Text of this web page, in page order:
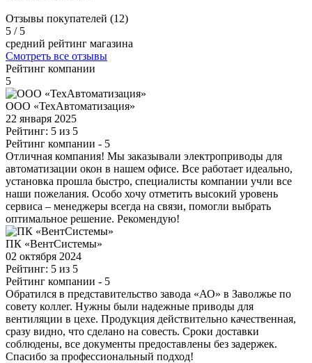
Отзывы покупателей (12)
5 / 5
средний рейтинг магазина
Смотреть все отзывы
Рейтинг компании
5
ООО «ТехАвтоматизация»
22 января 2025
Рейтинг: 5 из 5
Рейтинг компании - 5
Отличная компания! Мы заказывали электроприводы для
автоматизации окон в нашем офисе. Все работает идеально,
установка прошла быстро, специалисты компании учли все
наши пожелания. Особо хочу отметить высокий уровень
сервиса – менеджеры всегда на связи, помогли выбрать
оптимальное решение. Рекомендую!
ПК «ВентСистемы»
02 октября 2024
Рейтинг: 5 из 5
Рейтинг компании - 5
Обратился в представительство завода «АО» в Заволжье по
совету коллег. Нужны были надежные приводы для
вентиляции в цехе. Продукция действительно качественная,
сразу видно, что сделано на совесть. Сроки доставки
соблюдены, все документы предоставлены без задержек.
Спасибо за профессиональный подход!